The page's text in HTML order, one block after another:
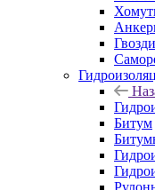
Гвозди
Битум